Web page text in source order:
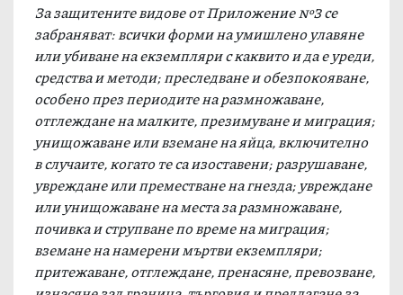
За защитените видове от Приложение №3 се
забраняват: всички форми на умишлено улавяне
или убиване на екземпляри с каквито и да е уреди,
средства и методи; преследване и обезпокояване,
особено през периодите на размножаване,
отглеждане на малките, презимуване и миграция;
унищожаване или вземане на яйца, включително
в случаите, когато те са изоставени; разрушаване,
увреждане или преместване на гнезда; увреждане
или унищожаване на места за размножаване,
почивка и струпване по време на миграция;
вземане на намерени мъртви екземпляри;
притежаване, отглеждане, пренасяне, превозване,